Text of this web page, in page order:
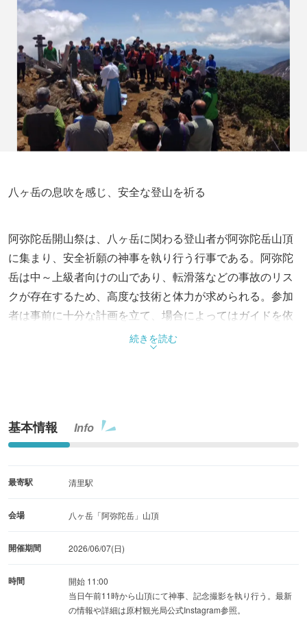
八ヶ岳の息吹を感じ、安全な登山を祈る
阿弥陀岳開山祭は、八ヶ岳に関わる登山者が阿弥陀岳山頂
に集まり、安全祈願の神事を執り行う行事である。阿弥陀
岳は中～上級者向けの山であり、転滑落などの事故のリス
クが存在するため、高度な技術と体力が求められる。参加
者は事前に十分な計画を立て、場合によってはガイドを依
頼することが推奨される。長野県では登山計画書の提出が
義務であり、登山保険への加入も努力義務。自身の登山経
続きを読む
基本情報 Info
最寄駅 清里駅
会場 八ヶ岳「阿弥陀岳」山頂
開催期間 2026/06/07(日)
時間
開始 11:00
当日午前11時から山頂にて神事、記念撮影を執り行う。最新
の情報や詳細は原村観光局公式Instagram参照。